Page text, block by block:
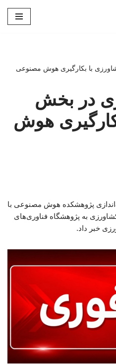
با بکارگیری هوش مصنوعی
در بخش
هوش
پژوهشکده هوش مصنوعی با
به پژوهشگاه فناوری‌های
خبر داد.